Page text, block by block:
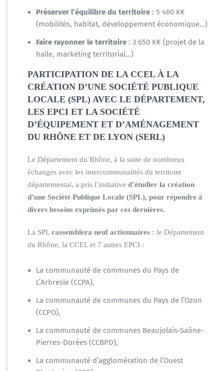
Préserver l’équilibre du territoire : 5 460 K€
(mobilités, habitat, développement économique…)
Faire rayonner le territoire : 3 650 K€ (projet de la
halle, marketing territorial…)
PARTICIPATION DE LA CCEL À LA
CRÉATION D’UNE SOCIÉTÉ PUBLIQUE
LOCALE (SPL) AVEC LE DÉPARTEMENT,
LES EPCI ET LA SOCIÉTÉ
D’ÉQUIPEMENT ET D’AMÉNAGEMENT
DU RHÔNE ET DE LYON (SERL)
Le Département du Rhône, à la suite de nombreux
échanges avec les intercommunalités du territoire
départemental, a pris l’initiative d’étudier la création
d’une Société Publique Locale (SPL), pour répondre à
divers besoins exprimés par ces dernières.
La SPLrassemblera neuf actionnaires : le Département
du Rhône, la CCEL et 7 autres EPCI :
La communauté de communes du Pays de
L’Arbresle (CCPA),
La communauté de communes du Pays de l’Ozon
(CCPO),
La communauté de communes Beaujolais-Saône-
Pierres-Dorées (CCBPD),
La communauté d’agglomération de l’Ouest